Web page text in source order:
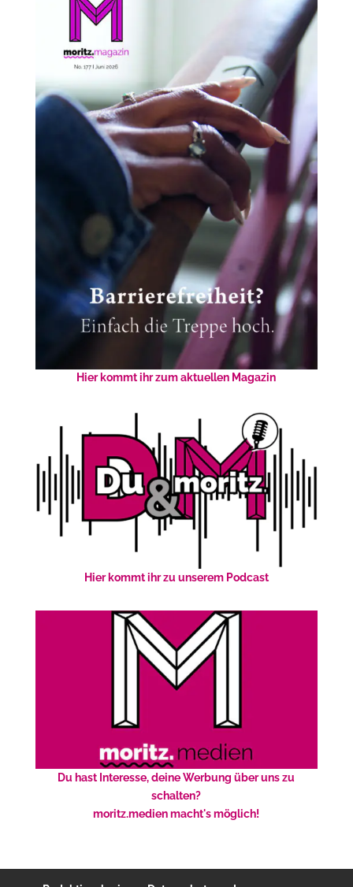
Hier kommt ihr zum aktuellen Magazin
Hier kommt ihr zu unserem Podcast
Du hast Interesse, deine Werbung über uns zu
schalten?
moritz.medien macht's möglich!